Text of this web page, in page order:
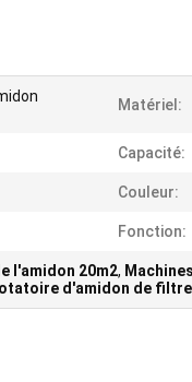
Matériel:
Capacité:
Couleur:
Fonction:
l'amidon 20m2,
d'amidon de